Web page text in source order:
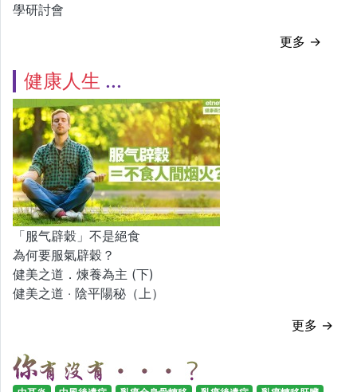
學研討會
更多 →
健康人生
「服气辟穀」不是絕食
為何要服氣辟穀？
健美之道．煉養為主 (下)
健美之道 ‧ 陰平陽秘（上）
更多 →